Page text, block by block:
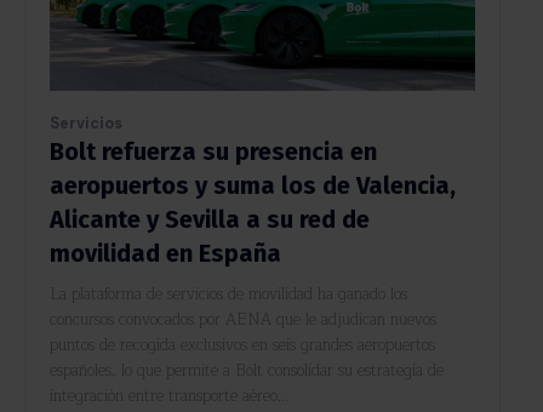
Servicios
Bolt refuerza su presencia en
aeropuertos y suma los de Valencia,
Alicante y Sevilla a su red de
movilidad en España
La plataforma de servicios de movilidad ha ganado los
concursos convocados por AENA que le adjudican nuevos
puntos de recogida exclusivos en seis grandes aeropuertos
españoles, lo que permite a Bolt consolidar su estrategia de
integración entre transporte aéreo...